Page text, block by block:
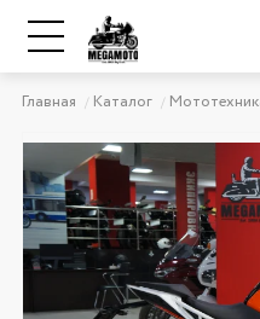
Главная Каталог